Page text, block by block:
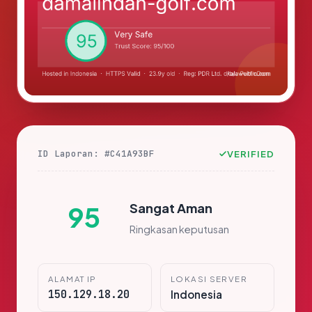
ID Laporan: #C41A93BF VERIFIED
95 Sangat Aman
Ringkasan keputusan
ALAMAT IP
150.129.18.20
LOKASI SERVER
Indonesia